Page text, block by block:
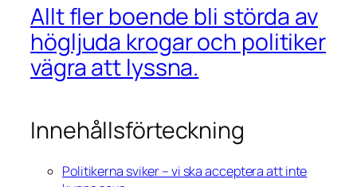
Allt fler boende bli störda av
högljuda krogar och politiker
vägra att lyssna.
Innehållsförteckning
Politikerna sviker – vi ska acceptera att inte